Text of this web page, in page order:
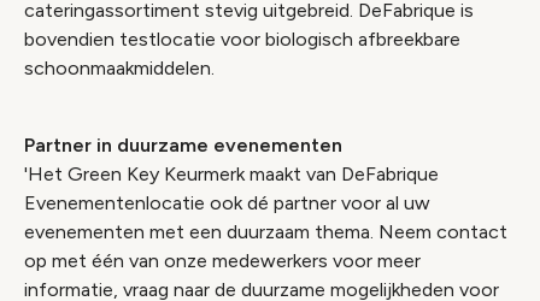
cateringassortiment stevig uitgebreid. DeFabrique is
bovendien testlocatie voor biologisch afbreekbare
schoonmaakmiddelen.
Partner in duurzame evenementen
'Het Green Key Keurmerk maakt van DeFabrique
Evenementenlocatie ook dé partner voor al uw
evenementen met een duurzaam thema. Neem contact
op met één van onze medewerkers voor meer
informatie, vraag naar de duurzame mogelijkheden voor